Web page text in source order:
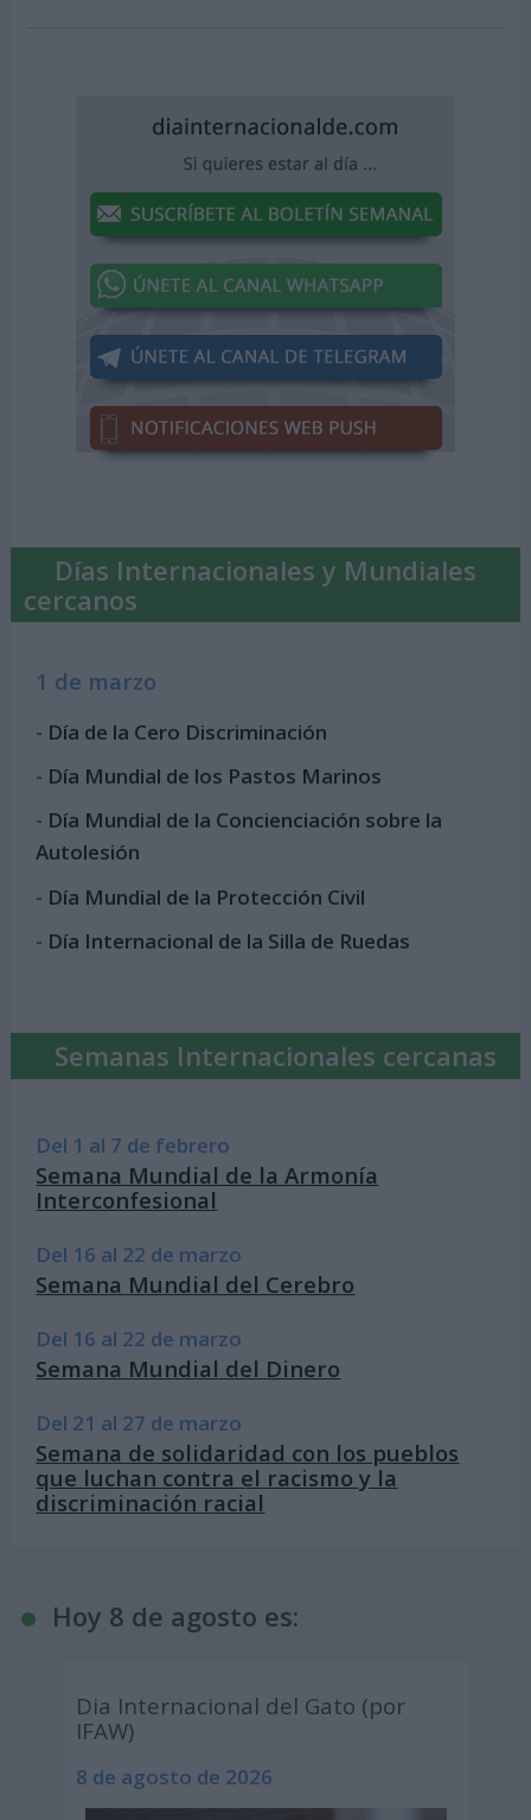
Días Internacionales y Mundiales
cercanos
1 de marzo
- Día de la Cero Discriminación
- Día Mundial de los Pastos Marinos
- Día Mundial de la Concienciación sobre la
Autolesión
- Día Mundial de la Protección Civil
- Día Internacional de la Silla de Ruedas
Semanas Internacionales cercanas
Del 1 al 7 de febrero
Semana Mundial de la Armonía
Interconfesional
Del 16 al 22 de marzo
Semana Mundial del Cerebro
Del 16 al 22 de marzo
Semana Mundial del Dinero
Del 21 al 27 de marzo
Semana de solidaridad con los pueblos
que luchan contra el racismo y la
discriminación racial
Hoy 8 de agosto es:
Dia Internacional del Gato (por
IFAW)
8 de agosto de 2026